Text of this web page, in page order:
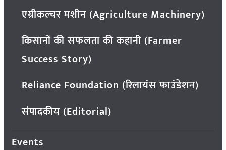
एग्रीकल्चर मशीन (Agriculture Machinery)
किसानों की सफलता की कहानी (Farmer
Success Story)
Reliance Foundation (रिलायंस फाउंडेशन)
संपादकीय (Editorial)
Events